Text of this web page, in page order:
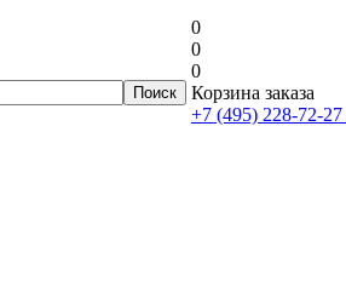
0
0
0
Корзина заказа
+7 (495) 228-72-27